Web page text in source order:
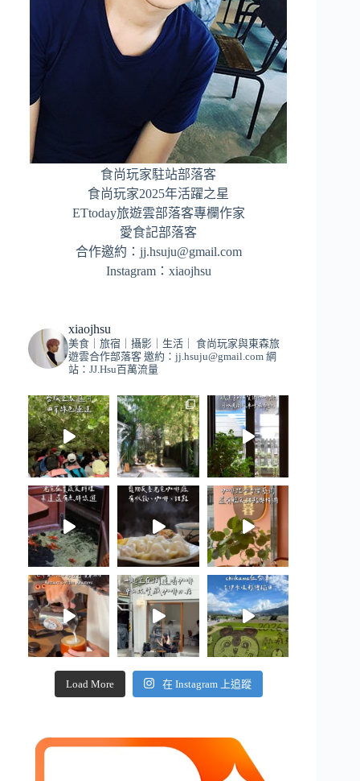
食尚玩家駐站部落客
食尚玩家2025年活躍之星
ETtoday旅遊雲部落客專欄作家
愛食記部落客
合作邀約： jj.hsuju@gmail.com
Instagram： xiaojhsu
xiaojhsu
美食｜旅宿｜攝影｜生活｜
食尚玩家與東森旅
遊雲合作部落客 邀約： jj.hsuju@gmail.com 網
站：JJ.Hsu百萬流量
Load More 在 Instagram 上追蹤